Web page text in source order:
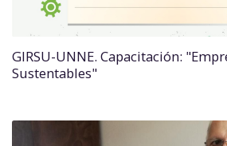
GIRSU-UNNE. Capacitación:
Sustentables"